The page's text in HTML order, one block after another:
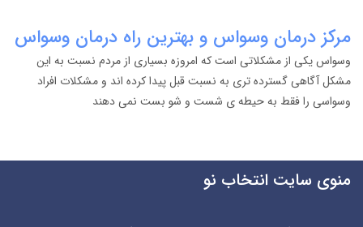
مرکز درمان وسواس و بهترین راه درمان وسواس
وسواس یکی از مشکلاتی است که امروزه بسیاری از مردم نسبت به این
مشکل آگاهی گسترده تری به نسبت قبل پیدا کرده اند و مشکلات افراد
وسواسی را فقط به حیطه ی شست و شو بست نمی دهند
منوی سایت انتخاب نو